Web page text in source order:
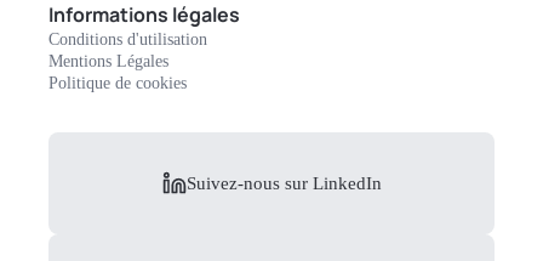
Informations légales
Conditions d'utilisation
Mentions Légales
Politique de cookies
Suivez-nous sur LinkedIn